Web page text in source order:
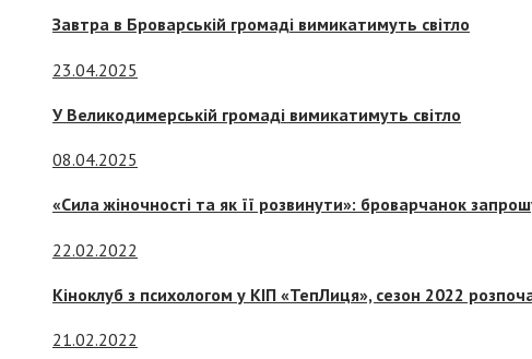
Завтра в Броварській громаді вимикатимуть світло
23.04.2025
У Великодимерській громаді вимикатимуть світло
08.04.2025
«Сила жіночності та як її розвинути»: броварчанок
22.02.2022
Кіноклуб з психологом у КІП «ТепЛиця», сезон 2022
21.02.2022